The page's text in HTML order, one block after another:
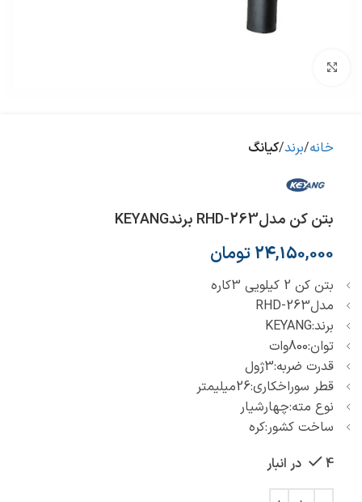
خانه برند کیانگ
بتن کن مدلRHD-263 برندKEYANG
24,150,000تومان
بتن کن 2 کیلویی 3کاره
مدلRHD-263
برند:KEYANG
توان:800وات
قدرت ضربه:3ژول
قطر سوراخکاری:26میلیمتر
نوع مته:چهارشیار
ساخت کشور:کره
4 در انبار